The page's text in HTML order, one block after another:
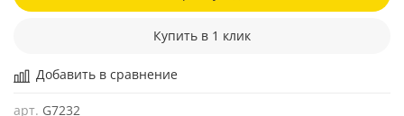
Добавить в сравнение
арт. G7232
Купить в 1 клик